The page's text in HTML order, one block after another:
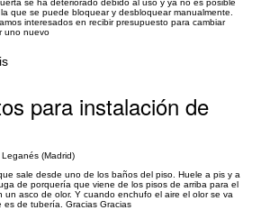
se ha deteriorado debido al uso y ya no es posible
que se puede bloquear y desbloquear manualmente.
interesados en recibir presupuesto para cambiar
uno nuevo
para instalación de
(Madrid)
sale desde uno de los baños del piso. Huele a pis y a
de porquería que viene de los pisos de arriba para el
un asco de olor. Y cuando enchufo el aire el olor se va
de tubería. Gracias Gracias